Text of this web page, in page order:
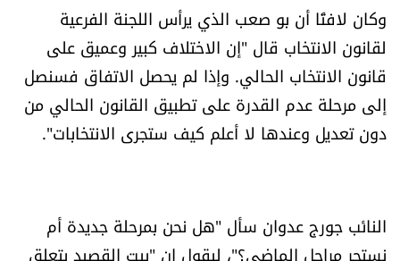
وكان لافتًا أن بو صعب الذي يرأس اللجنة الفرعية
لقانون الانتخاب قال "إن الاختلاف كبير وعميق على
قانون الانتخاب الحالي. وإذا لم يحصل الاتفاق فسنصل
إلى مرحلة عدم القدرة على تطبيق القانون الحالي من
دون تعديل وعندها لا أعلم كيف ستجرى الانتخابات".
النائب جورج عدوان سأل "هل نحن بمرحلة جديدة أم